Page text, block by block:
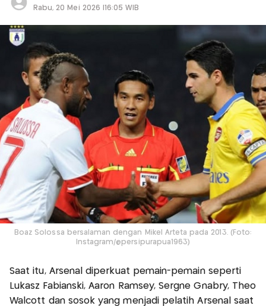
Rabu, 20 Mei 2026 |16:05 WIB
Boaz Solossa bersalaman dengan Mikel Arteta pada 2013. (Foto:
Instagram/@persipurapua1963)
Saat itu, Arsenal diperkuat pemain-pemain seperti
Lukasz Fabianski, Aaron Ramsey, Sergne Gnabry, Theo
Walcott dan sosok yang menjadi pelatih Arsenal saat